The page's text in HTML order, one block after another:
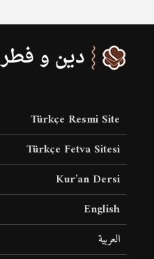
Türkçe Resmi Site
Türkçe Fetva Sitesi
Kur’an Dersi
English
العربية